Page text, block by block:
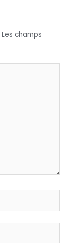
Les champs